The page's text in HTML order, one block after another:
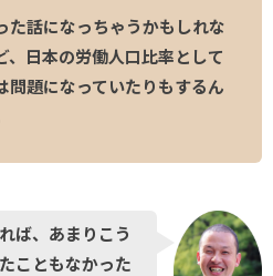
た話になっちゃうかもしれな
、日本の労働人口比率として
問題になっていたりもするん
ば、あまりこう
こともなかった